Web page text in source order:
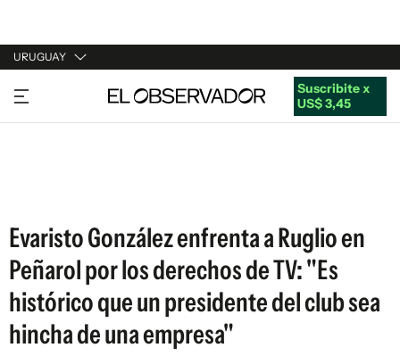
URUGUAY
URUGUAY
ARGENTINA
Suscribite x
US$ 3,45
Evaristo González enfrenta a Ruglio en
Peñarol por los derechos de TV: "Es
histórico que un presidente del club sea
hincha de una empresa"